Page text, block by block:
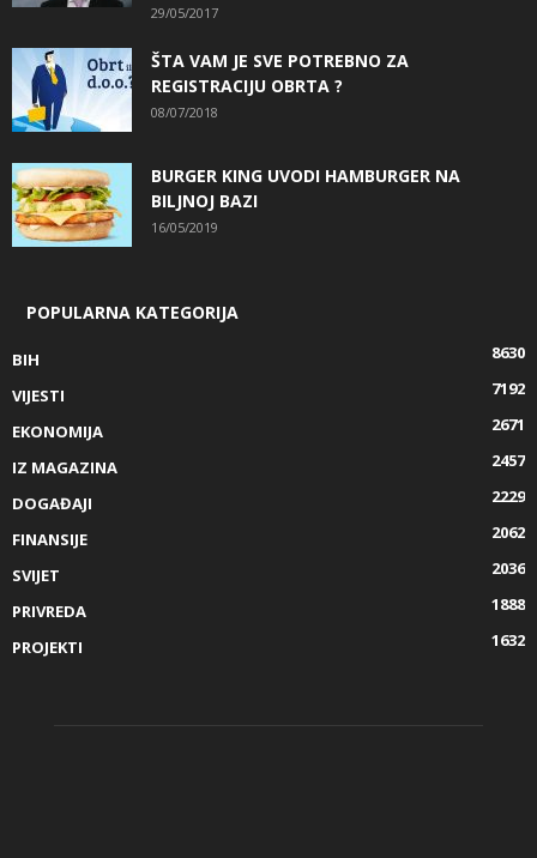
29/05/2017
ŠTA VAM JE SVE POTREBNO ZA
REGISTRACIJU OBRTA ?
08/07/2018
BURGER KING UVODI HAMBURGER NA
BILJNOJ BAZI
16/05/2019
POPULARNA KATEGORIJA
BIH
8630
VIJESTI
7192
EKONOMIJA
2671
IZ MAGAZINA
2457
DOGAĐAJI
2229
FINANSIJE
2062
SVIJET
2036
PRIVREDA
1888
PROJEKTI
1632